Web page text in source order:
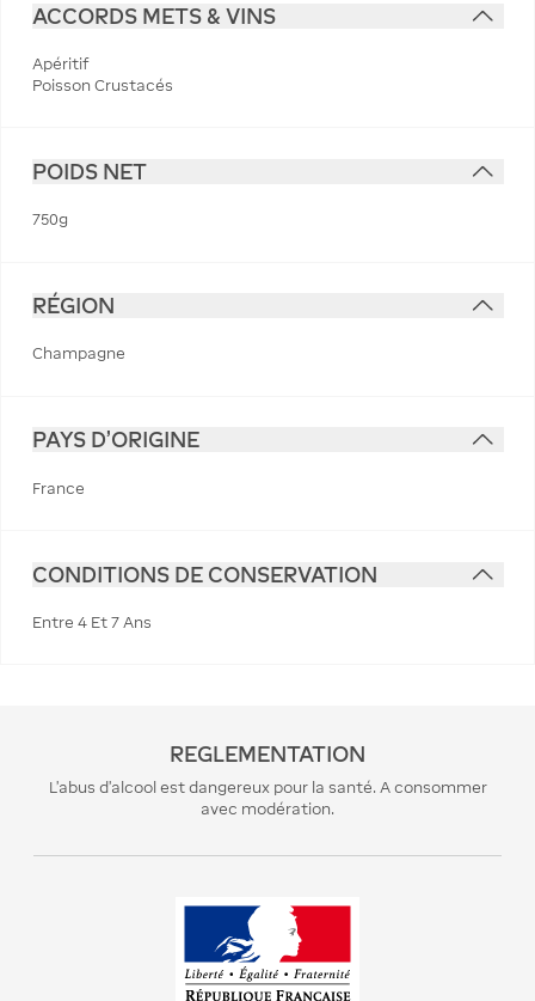
ACCORDS METS & VINS
Apéritif
Poisson Crustacés
POIDS NET
750g
RÉGION
Champagne
PAYS D'ORIGINE
France
CONDITIONS DE CONSERVATION
Entre 4 Et 7 Ans
REGLEMENTATION
L’abus d’alcool est dangereux pour la santé. A consommer
avec modération.